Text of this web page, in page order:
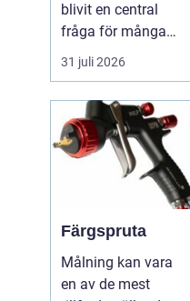
blivit en central
fråga för många
hushåll och
fastighetsägare i
Gävl...
31 juli 2026
Färgspruta
Målning kan vara
en av de mest